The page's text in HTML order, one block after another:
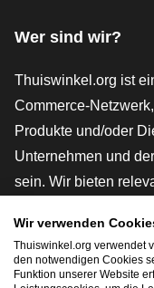
Wer sind wir?
Thuiswinkel.org ist
Commerce-
Produkte und/oder
Unternehmen und
sein. Wir bieten
rechtlichen
Interessenvertretung,
eine eigene
Wir verwenden
Thuiswinkel.org verwendet
den notwendigen Cookies
Funktion unserer Website